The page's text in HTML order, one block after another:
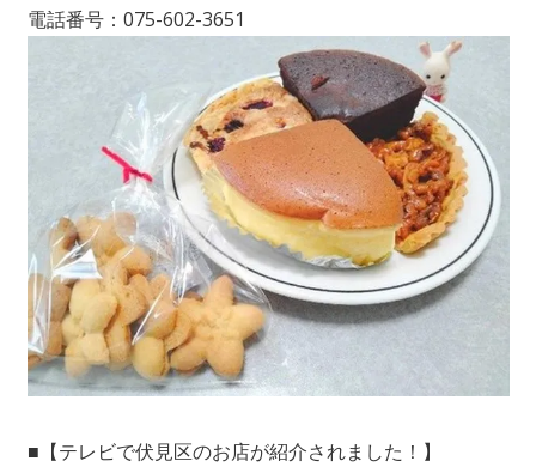
電話番号：075-602-3651
■【テレビで伏見区のお店が紹介されました！】